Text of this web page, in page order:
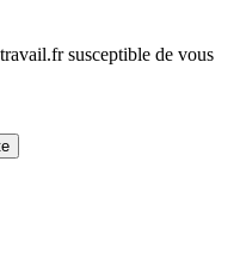
susceptible de vous